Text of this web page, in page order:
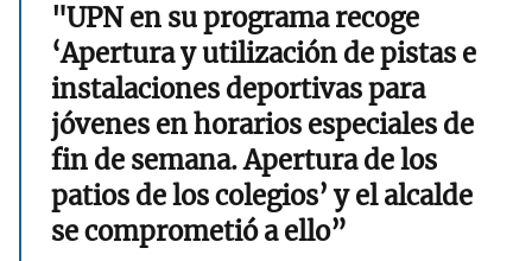
"UPN en su programa recoge
‘Apertura y utilización de pistas e
instalaciones deportivas para
jóvenes en horarios especiales de
fin de semana. Apertura de los
patios de los colegios’ y el alcalde
se comprometió a ello”